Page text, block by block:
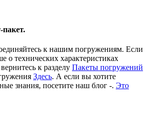
к нашим погружениям. Если
о технических характеристиках
к разделу Пакеты погружений
Здесь. А если вы хотите
знания, посетите наш блог -. Это